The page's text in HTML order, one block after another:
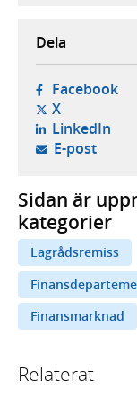
Dela
Facebook-
X- öppnas i
LinkedIn-
E-post-
Sidan är
kategorier
Lagrådsremiss
Finansmarknad
Relaterat